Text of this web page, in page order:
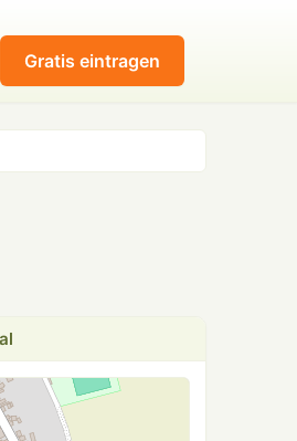
Gratis eintragen